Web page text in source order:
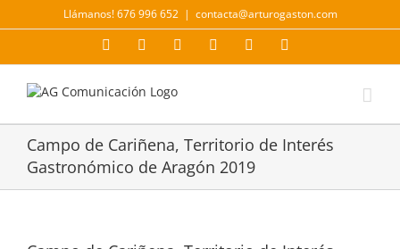
al
Llámanos! 676 996 652 | contacta@arturogaston.com
Facebook YouTubeInstagramLinkedIn
Campo de Cariñena, Territorio de Interés
Gastronómico de Aragón 2019